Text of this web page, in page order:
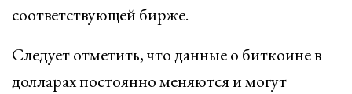
соответствующей бирже.
Следует отметить, что данные о биткоине в
долларах постоянно меняются и могут